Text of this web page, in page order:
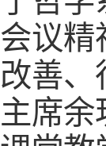
会议精
改善、
主席